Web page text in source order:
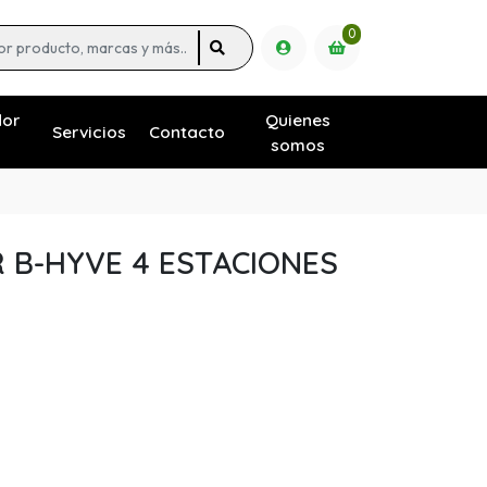
0
Servicios Contacto
Quienes
somos
B-HYVE 4 ESTACIONES